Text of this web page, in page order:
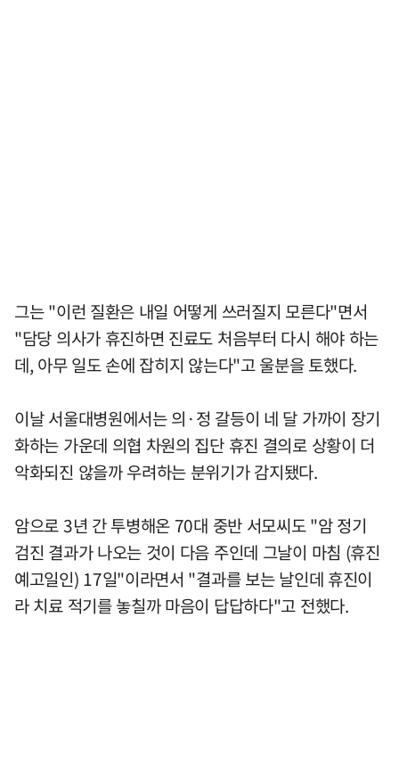
그는 "이런 질환은 내일 어떻게 쓰러질지 모른다"면서
"담당 의사가 휴진하면 진료도 처음부터 다시 해야 하는
데, 아무 일도 손에 잡히지 않는다"고 울분을 토했다.
이날 서울대병원에서는 의·정 갈등이 네 달 가까이 장기
화하는 가운데 의협 차원의 집단 휴진 결의로 상황이 더
악화되진 않을까 우려하는 분위기가 감지됐다.
암으로 3년 간 투병해온 70대 중반 서모씨도 "암 정기
검진 결과가 나오는 것이 다음 주인데 그날이 마침 (휴진
예고일인) 17일"이라면서 "결과를 보는 날인데 휴진이
라 치료 적기를 놓칠까 마음이 답답하다"고 전했다.